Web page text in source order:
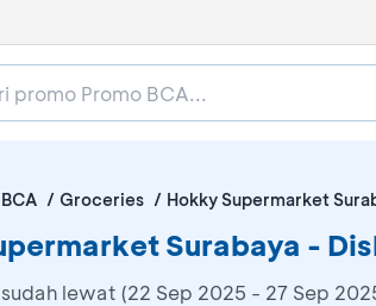
Groceries Hokky Supermarket
Surabaya -
lewat (22 Sep 2025 - 27 Sep